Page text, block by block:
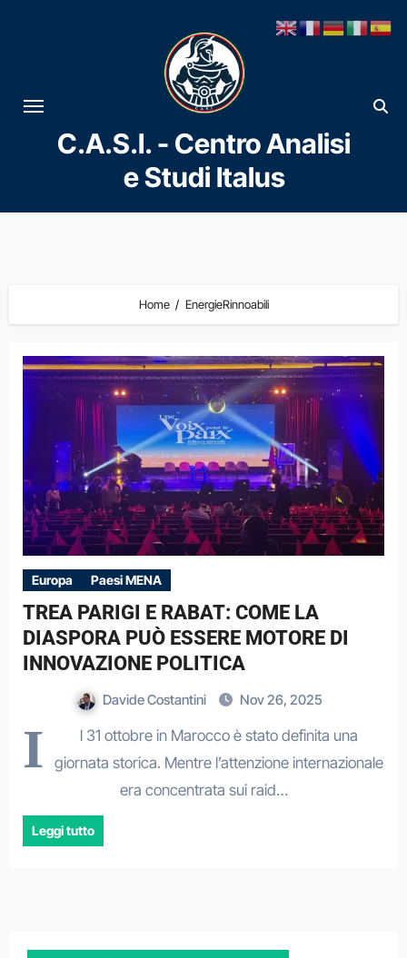
al
contenuto
C.A.S.I. - Centro Analisi
e Studi Italus
Home EnergieRinnoabili
Europa Paesi MENA
TREA PARIGI E RABAT: COME LA
DIASPORA PUÒ ESSERE MOTORE DI
INNOVAZIONE POLITICA
Davide Costantini Nov 26, 2025
I
l 31 ottobre in Marocco è stato definita una
giornata storica. Mentre l’attenzione internazionale
era concentrata sui raid…
Leggi tutto